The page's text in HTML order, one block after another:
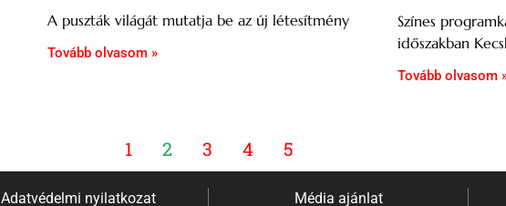
A puszták világát mutatja be az új létesítmény
Tovább olvasom »
Színes
időszakban
Tovább olvasom
1 2 3 4 5
Adatvédelmi nyilatkozat Média ajánlat